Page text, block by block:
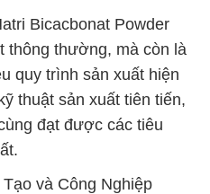
Bicacbonat Powder
thông thường, mà còn là
quy trình sản xuất hiện
thuật sản xuất tiên tiến,
đạt được các tiêu
và Công Nghiệp